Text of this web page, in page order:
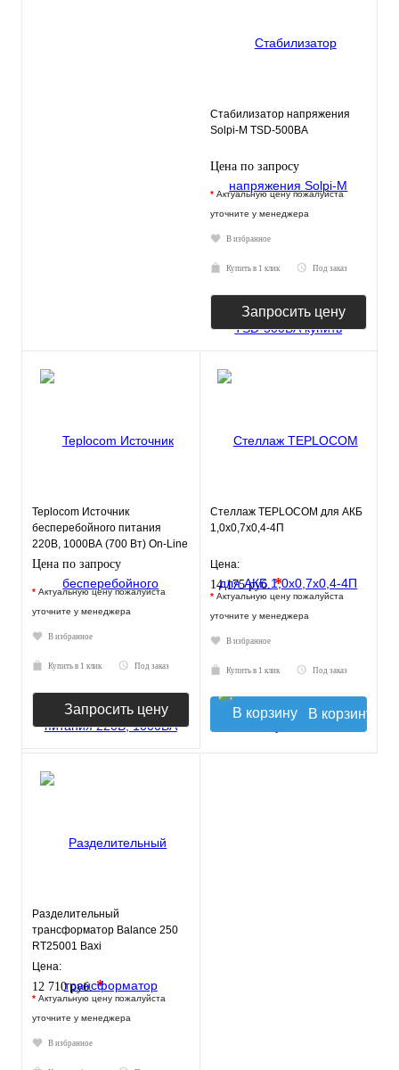
Стабилизатор напряжения
Solpi-M TSD-500ВА
Цена по запросу
* Актуальную цену пожалуйста
уточните у менеджера
В избранное
Купить в 1 клик Под заказ
Запросить цену
Teplocom Источник
бесперебойного питания
220В, 1000ВА (700 Вт) On-Line
Цена по запросу
* Актуальную цену пожалуйста
уточните у менеджера
В избранное
Купить в 1 клик Под заказ
Запросить цену
Стеллаж TEPLOCOM для АКБ
1,0х0,7х0,4-4П
Цена:
14 175 руб.*
* Актуальную цену пожалуйста
уточните у менеджера
В избранное
Купить в 1 клик Под заказ
В корзину
Разделительный
трансформатор Balance 250
RT25001 Baxi
Цена:
12 710 руб.*
* Актуальную цену пожалуйста
уточните у менеджера
В избранное